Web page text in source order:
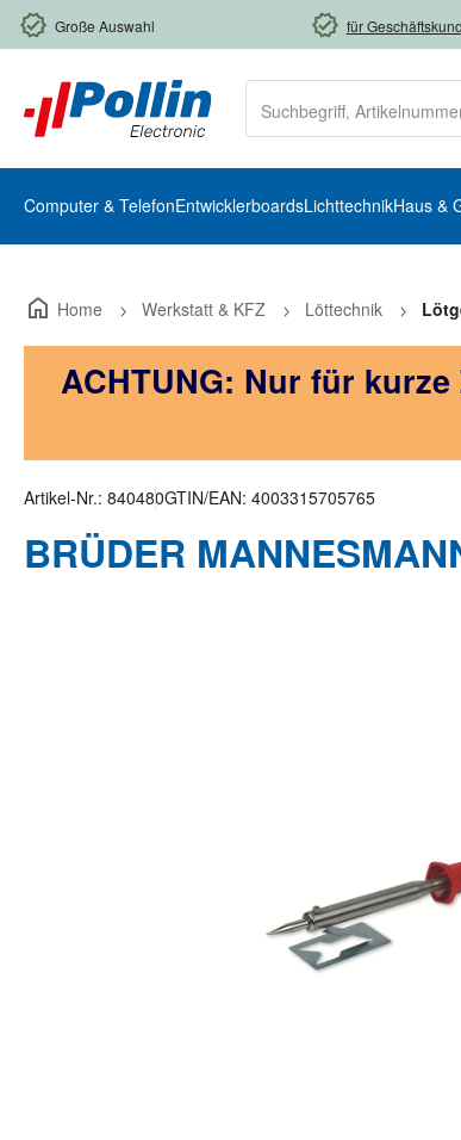
Hauptinhalt springen
Zur Suche springen
Zur Hauptnavigation springen
Große Auswahl für
Computer & TelefonEntwicklerboardsLichttechnikHaus &
Home Werkstatt & KFZ Löttechnik
ACHTUNG: Nur für kurze
Artikel-Nr.: 840480GTIN/EAN: 4003315705765
BRÜDER